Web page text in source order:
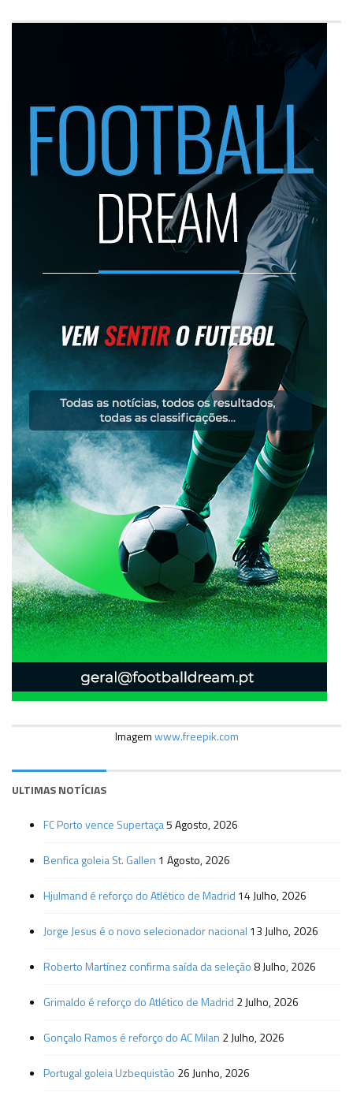
Imagemwww.freepik.com
ULTIMAS NOTÍCIAS
FC Porto vence Supertaça5 Agosto, 2026
Benfica goleia St. Gallen 1 Agosto, 2026
Hjulmand é reforço do Atlético de Madrid 14 Julho, 2026
Jorge Jesus é o novo selecionador nacional 13 Julho, 2026
Roberto Martínez confirma saída da seleção 8 Julho, 2026
Grimaldo é reforço do Atlético de Madrid 2 Julho, 2026
Gonçalo Ramos é reforço do AC Milan 2 Julho, 2026
Portugal goleia Uzbequistão 26 Junho, 2026